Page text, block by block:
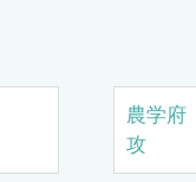
農学
攻